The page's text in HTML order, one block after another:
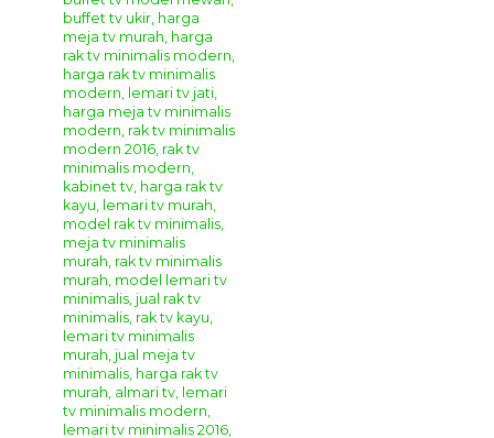
Meja Bufet Ruang Tamu merupakan sebuah desain
lemarimeja bufetyang yang cantik dan elegan.
Klasik Modern Terbaru Victory
desain furniture klasik modern yang sangat cantik untuk
melengkapi ruang rumah anda. Dengan bahan kayu
berkualitas akan menjamin ketahanan dari pemakaian
lemari buku ini.Bufet Klasik Modern Terbaru Victory
sangat cocok untuk mengisi ruang tamu anda yang bergaya
klasik. Sangat cocok untuk mempercantik ruangan rumah
anda yang bergaya klasik modern. Lengkapi ruangan rumah
anda agar semakin menarik dan nyaman dengan berbagai
model produkfurniturebuatan kami.